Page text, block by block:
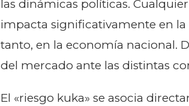
las dinámicas políticas.
impacta significativamente en la
tanto, en la economía nacional.
del mercado ante las distintas
El «riesgo kuka» se asocia